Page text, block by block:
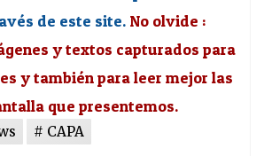
de este site. No olvide :
y textos capturados para
y también para leer mejor las
que presentemos.
CAPA